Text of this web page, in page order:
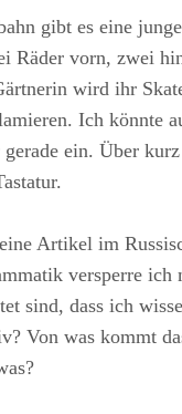
gibt es eine
Räder vorn, zwei
wird ihr
Ich könnte
ein. Über
Artikel im
versperre ich
sind, dass ich
Von was kommt